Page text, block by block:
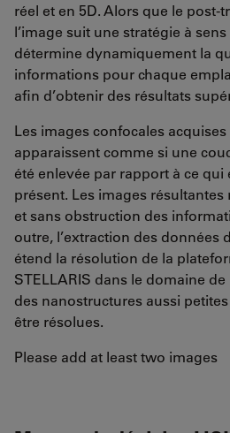
réel et en 5D. Alors que le post-
l’image suit une stratégie à
détermine dynamiquement la
informations pour chaque
afin d’obtenir des résultats
Les images confocales acquises
apparaissent comme si une
été enlevée par rapport à ce qui
présent. Les images
et sans obstruction des
outre, l’extraction des données
étend la résolution de la
STELLARIS dans le domaine
des nanostructures aussi
être résolues.
Please add at least two images